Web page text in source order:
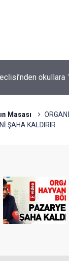
Masası
ŞAHA KALDIRIR